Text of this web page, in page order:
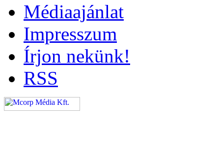
Médiaajánlat
Impresszum
Írjon nekünk!
RSS